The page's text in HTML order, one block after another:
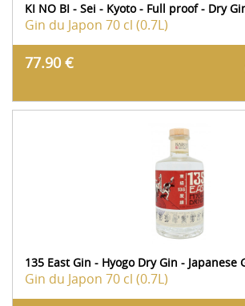
KI NO BI - Sei - Kyoto - Full proof - Dry
Gin du Japon 70 cl (0.7L)
77.90 €
135 East Gin - Hyogo Dry Gin - Japanese
Gin du Japon 70 cl (0.7L)